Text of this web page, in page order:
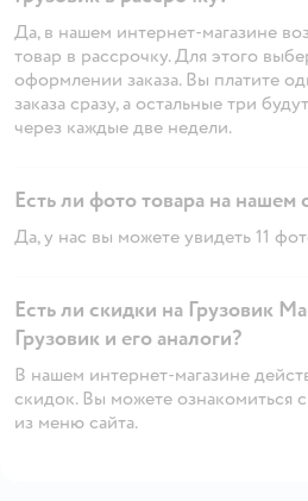
Да, в нашем интернет-магазине
товар в рассрочку. Для этого
оформлении заказа. Вы платите
заказа сразу, а остальные три
через каждые две недели.
Есть ли фото товара на нашем
Да, у нас вы можете увидеть 11
Есть ли скидки на Грузовик
Грузовик и его аналоги?
В нашем интернет-магазине
скидок. Вы можете ознакомиться
из меню сайта.